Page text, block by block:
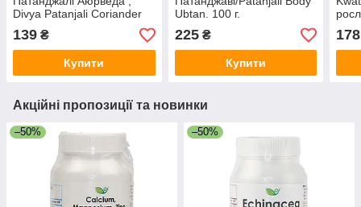
Divya Patanjali Coriander
Powder , 200 г
139 ₴
Купити
Ubtan. 100 г.
225₴
Купити
і
178
Акційні пропозиції та новинки
–50% –50%